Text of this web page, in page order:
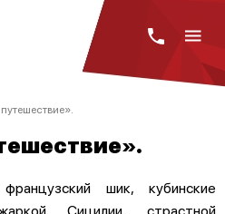
шик, кубинские
Сицилии, страстной